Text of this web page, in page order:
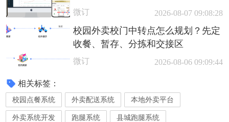
微订 2026-08-07 09:08:28
校园外卖校门中转点怎么规划？先定
收餐、暂存、分拣和交接区
微订 2026-08-06 09:09:44
相关标签：
校园点餐系统 外卖配送系统 本地外卖平台
外卖系统开发 跑腿系统 县城跑腿系统